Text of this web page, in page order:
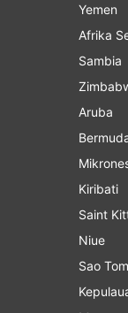
Yemen
Afrika
Sambia
Aruba
Kiribati
Saint
Niue
Sao